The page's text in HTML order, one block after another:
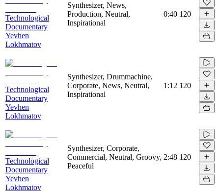
Technological
Documentary
Yevhen
Lokhmatov
Synthesizer, News,
Production, Neutral,
Inspirational
0:40 120
Technological
Documentary
Yevhen
Lokhmatov
Synthesizer, Drummachine,
Corporate, News, Neutral,
Inspirational
1:12 120
Technological
Documentary
Yevhen
Lokhmatov
Synthesizer, Corporate,
Commercial, Neutral, Groovy,
Peaceful
2:48 120